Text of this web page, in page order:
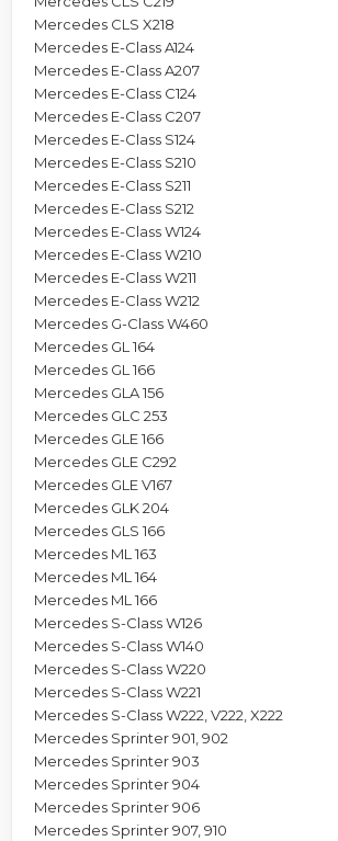
Mercedes CLS X218
Mercedes E-Class A124
Mercedes E-Class A207
Mercedes E-Class C124
Mercedes E-Class C207
Mercedes E-Class S124
Mercedes E-Class S210
Mercedes E-Class S211
Mercedes E-Class S212
Mercedes E-Class W124
Mercedes E-Class W210
Mercedes E-Class W211
Mercedes E-Class W212
Mercedes G-Class W460
Mercedes GL 164
Mercedes GL 166
Mercedes GLA 156
Mercedes GLC 253
Mercedes GLE 166
Mercedes GLE C292
Mercedes GLE V167
Mercedes GLK 204
Mercedes GLS 166
Mercedes ML 163
Mercedes ML 164
Mercedes ML 166
Mercedes S-Class W126
Mercedes S-Class W140
Mercedes S-Class W220
Mercedes S-Class W221
Mercedes S-Class W222, V222, X222
Mercedes Sprinter 901, 902
Mercedes Sprinter 903
Mercedes Sprinter 904
Mercedes Sprinter 906
Mercedes Sprinter 907, 910